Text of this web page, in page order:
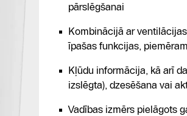
pārslēgšanai
Kombinācijā ar
īpašas funkcijas,
Kļūdu informācija, kā arī
izslēgta), dzesēšana vai
Vadības izmērs pielāgots